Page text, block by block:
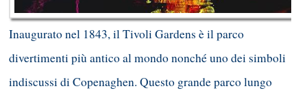
Inaugurato nel 1843, il Tivoli Gardens è il parco
divertimenti più antico al mondo nonché uno dei simboli
indiscussi di Copenaghen. Questo grande parco lungo